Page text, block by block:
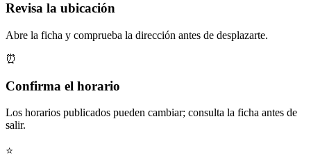
Revisa la ubicación
Abre la ficha y comprueba la dirección antes de desplazarte.
⏰
Confirma el horario
Los horarios publicados pueden cambiar; consulta la ficha antes de
salir.
⭐